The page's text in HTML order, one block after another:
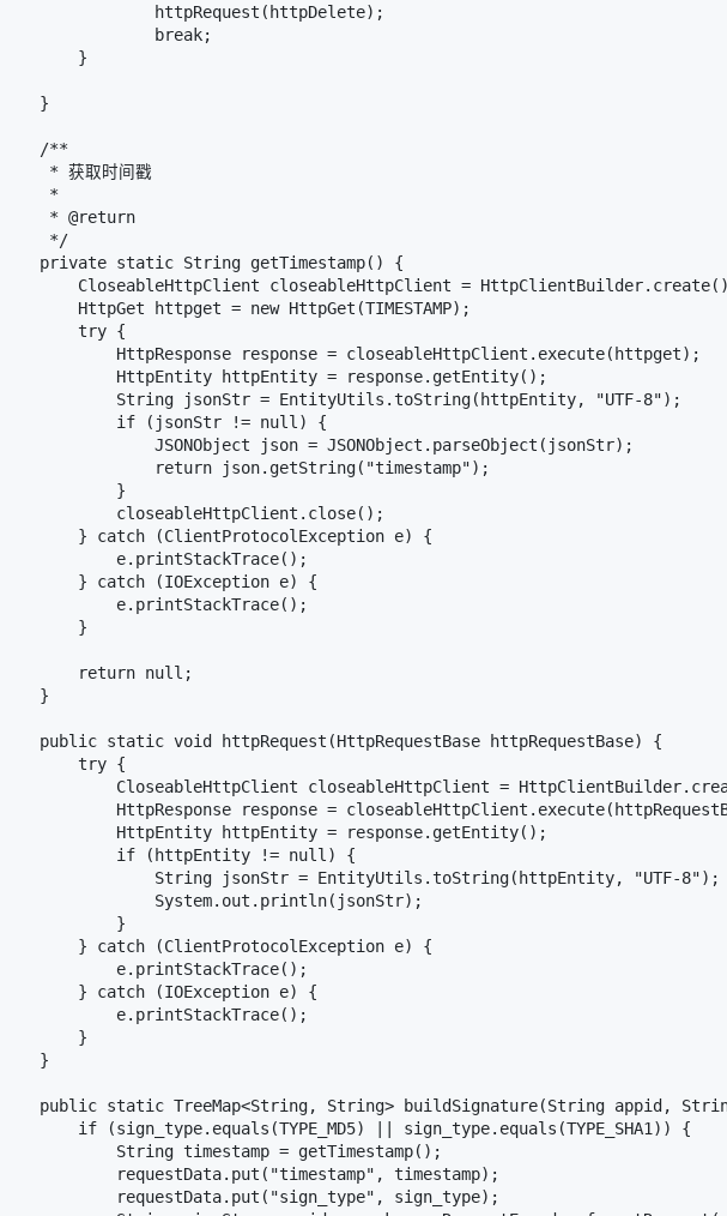
                httpRequest(httpDelete);
                break;
        }
    }
    /**
     * 获取时间戳
     *
     * @return
     */
    private static String getTimestamp() {
CloseableHttpClient closeableHttpClient =
        HttpGet httpget = new HttpGet(TIMESTAMP);
        try {
            HttpResponse response = closeableHttpClient.execute(httpget);
            HttpEntity httpEntity = response.getEntity();
            String jsonStr = EntityUtils.toString(httpEntity, "UTF-8");
            if (jsonStr != null) {
                JSONObject json = JSONObject.parseObject(jsonStr);
                return json.getString("timestamp");
            }
            closeableHttpClient.close();
        } catch (ClientProtocolException e) {
            e.printStackTrace();
        } catch (IOException e) {
            e.printStackTrace();
        }
        return null;
    }
    public static void httpRequest(HttpRequestBase httpRequestBase) {
        try {
CloseableHttpClient closeableHttpClient =
HttpResponse response =
            HttpEntity httpEntity = response.getEntity();
            if (httpEntity != null) {
                String jsonStr = EntityUtils.toString(httpEntity, "UTF-8");
                System.out.println(jsonStr);
            }
        } catch (ClientProtocolException e) {
            e.printStackTrace();
        } catch (IOException e) {
            e.printStackTrace();
        }
    }
public static TreeMap<String, String> buildSignature(String appid,
        if (sign_type.equals(TYPE_MD5) || sign_type.equals(TYPE_SHA1)) {
            String timestamp = getTimestamp();
            requestData.put("timestamp", timestamp);
            requestData.put("sign_type", sign_type);